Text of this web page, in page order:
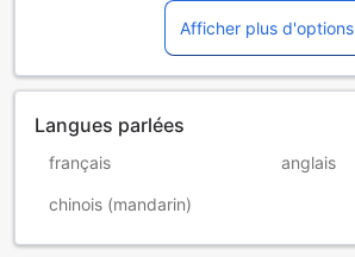
Afficher plus d'options
Langues parlées
français anglais
chinois (mandarin)